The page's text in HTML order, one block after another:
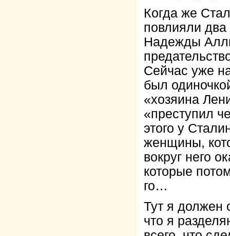
Когда же
повлияли
Надежды
Сейчас уже
был
«хозяина
«преступил
этого у
женщины,
вокруг него
которые
го…
Тут я должен
что я